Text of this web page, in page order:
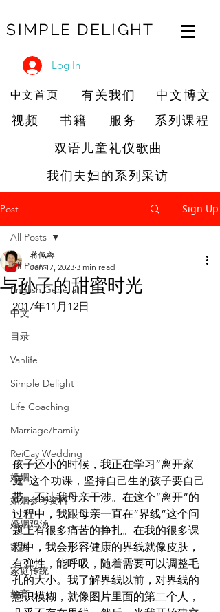
SIMPLE DELIGHT
Log In
中文首页 有关我们
中文博文
视频
书籍 服务
系列课程
双语儿童礼仪歌曲
我们夫妇的系列采访
Post Sign Up
All Posts
English General
中文
目录
Vanlife
Simple Delight
Life Coaching
Marriage/Family
ReiCay Wedding
婚姻
婚姻参考资料
婚姻鸡汤
家庭
家庭传统
教育
All Posts
与孙子的甜蜜时光
蒋佩蓉
Jan 17, 2023 3 min read
2017年11月12日
孩子还小的时候，我正在学习“离开家
庭”这个功课，坚持自己生的孩子要自己
带，不让我母亲干涉。在这个“离开”的
过程中，我跟母亲一直在“界线”这个问
题上有很多痛苦的挣扎。在我的很多课
程中，我会形容健康的界线就像皮肤，
有弹性，能呼吸，随着需要可以调整毛
孔的大小。我了解界线以前，对界线的
意识模糊，就像图片里面的第二个人，